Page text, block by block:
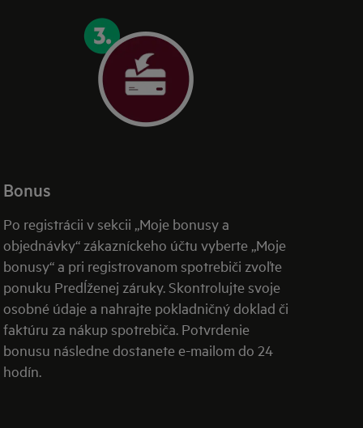
Bonus
Po registrácii v sekcii „Moje bonusy a
objednávky“ zákazníckeho účtu vyberte „Moje
bonusy“ a pri registrovanom spotrebiči zvoľte
ponuku Predĺženej záruky. Skontrolujte svoje
osobné údaje a nahrajte pokladničný doklad či
faktúru za nákup spotrebiča. Potvrdenie
bonusu následne dostanete e-mailom do 24
hodín.